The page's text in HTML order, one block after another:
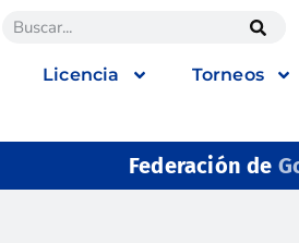
Licencia Torneos
Federación de